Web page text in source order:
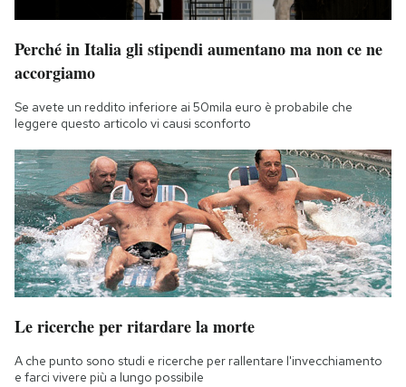
Notifiche mobile
Hai bisogno di aiuto?
Esci
Perché in Italia gli stipendi aumentano ma non ce ne
accorgiamo
Se avete un reddito inferiore ai 50mila euro è probabile che
leggere questo articolo vi causi sconforto
Le ricerche per ritardare la morte
A che punto sono studi e ricerche per rallentare l'invecchiamento
e farci vivere più a lungo possibile